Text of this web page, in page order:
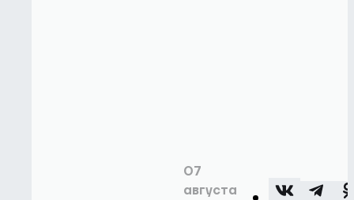
07
августа